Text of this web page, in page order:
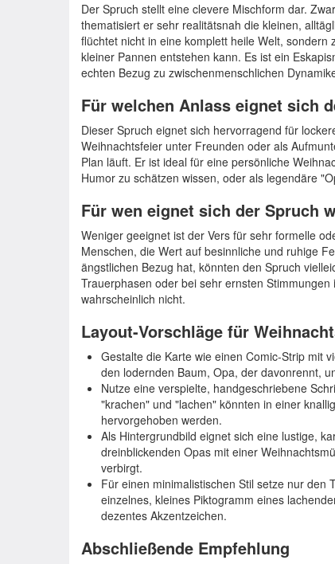
Der Spruch stellt eine clevere Mischform dar.
thematisiert er sehr realitätsnah die kleinen,
flüchtet nicht in eine komplett heile Welt,
kleiner Pannen entstehen kann. Es ist ein
echten Bezug zu zwischenmenschlichen
Für welchen Anlass eignet sich
Dieser Spruch eignet sich hervorragend für
Weihnachtsfeier unter Freunden oder als
Plan läuft. Er ist ideal für eine persönliche
Humor zu schätzen wissen, oder als legendäre
Für wen eignet sich der Spruch
Weniger geeignet ist der Vers für sehr formelle
Menschen, die Wert auf besinnliche und ruhige
ängstlichen Bezug hat, könnten den Spruch
Trauerphasen oder bei sehr ernsten
wahrscheinlich nicht.
Layout-Vorschläge für
Gestalte die Karte wie einen Comic-Strip mit
den lodernden Baum, Opa, der davonrennt,
Nutze eine verspielte, handgeschriebene
"krachen" und "lachen" könnten in einer
hervorgehoben werden.
Als Hintergrundbild eignet sich eine lustige,
dreinblickenden Opas mit einer
verbirgt.
Für einen minimalistischen Stil setze nur den
einzelnes, kleines Piktogramm eines
dezentes Akzentzeichen.
Abschließende Empfehlung